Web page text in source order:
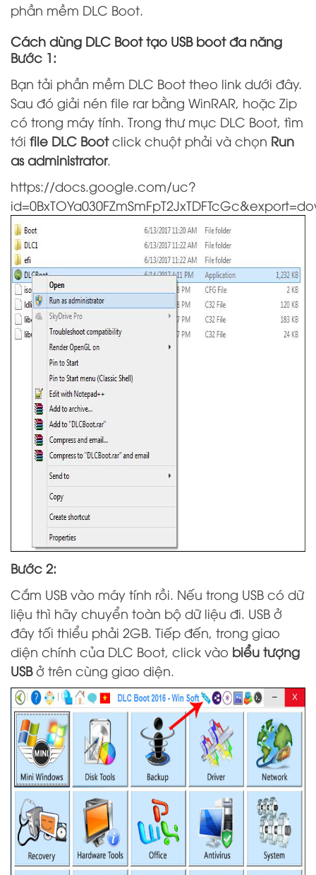
phần mềm DLC Boot.
Cách dùng DLC Boot tạo USB boot đa năng
Bước 1:
Bạn tải phần mềm DLC Boot theo link dưới đây.
Sau đó giải nén file rar bằng WinRAR, hoặc Zip
có trong máy tính. Trong thư mục DLC Boot, tìm
tới file DLC Bootclick chuột phải và chọn Run
as administrator.
https://docs.google.com/uc?
Bước 2:
Cắm USB vào máy tính rồi. Nếu trong USB có dữ
liệu thì hãy chuyển toàn bộ dữ liệu đi. USB ở
đây tối thiểu phải 2GB. Tiếp đến, trong giao
diện chính của DLC Boot, click vào biểu tượng
USBở trên cùng giao diện.